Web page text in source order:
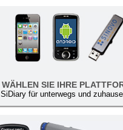
WÄHLEN SIE IHRE
SiDiary für unterwegs und zuhause